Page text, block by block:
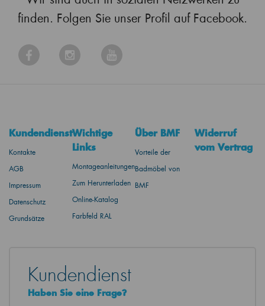
finden. Folgen Sie unser Profil auf Facebook.
Kundendienst
Kontakte
AGB
Impressum
Datenschutz
Grundsätze
Wichtige
Links
Montageanleitungen
Zum Herunterladen
Online-Katalog
Farbfeld RAL
Über BMF
Vorteile der
Badmöbel von
BMF
Widerruf
vom Vertrag
Kundendienst
Haben Sie eine Frage?